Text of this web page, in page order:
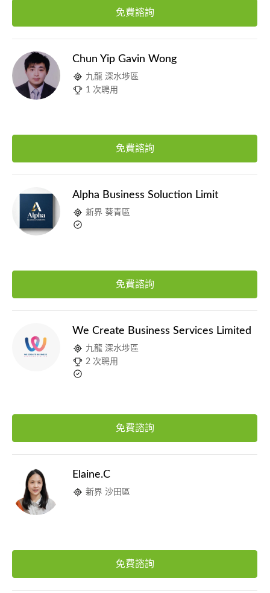
免費諮詢
Chun Yip Gavin Wong
九龍 深水埗區
1 次聘用
免費諮詢
Alpha Business Soluction Limit
新界 葵青區
免費諮詢
We Create Business Services Limited
九龍 深水埗區
2 次聘用
免費諮詢
Elaine.C
新界 沙田區
免費諮詢